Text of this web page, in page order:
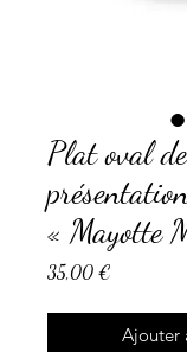
Plat oval de
« Mayotte
35,00 €
Ajouter